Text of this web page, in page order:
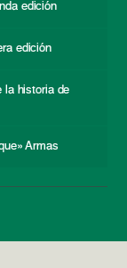
edición
edición
la historia de
Armas